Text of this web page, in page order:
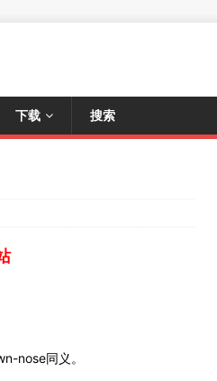
下载 搜索
nose同义。